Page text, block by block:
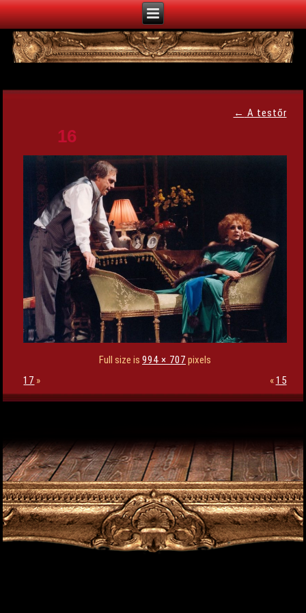
← A testőr
16
Full size is 994 × 707 pixels
17 » «15